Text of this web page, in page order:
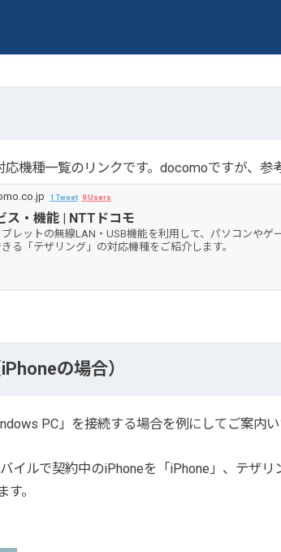
機種一覧のリンクです。docomoですが、参
1 Tweet 9 Users
ス・機能 | NTTドコモ
レットの無線LAN・USB機能を利用して、パソコンやゲ
る「テザリング」の対応機種をご紹介します。
の場合）
PC」を接続する場合を例にしてご案内い
イルで契約中のiPhoneを「iPhone」、テザ
。